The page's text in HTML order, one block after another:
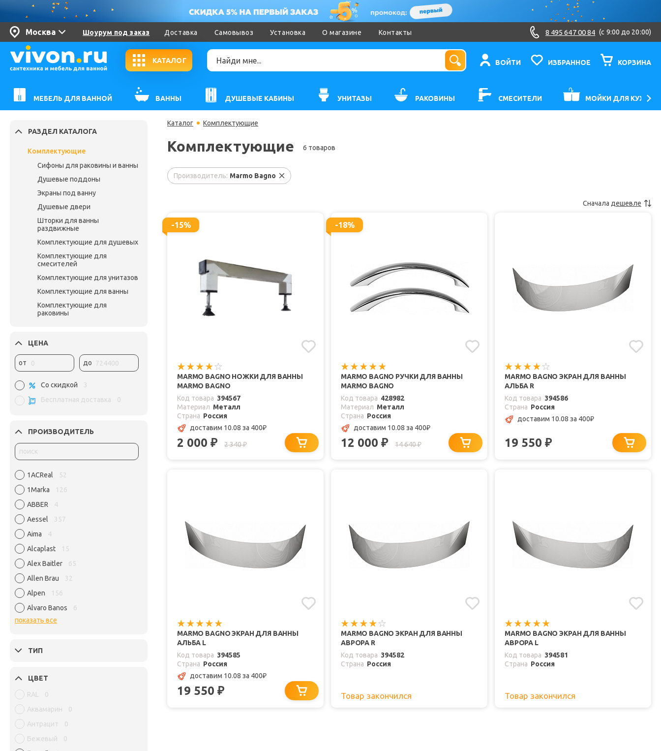
Москва Шоурум под заказ Доставка Самовывоз Установка О магазине Контакты 8 495 647 00 84 (c 9:00 до 20:00)
КАТАЛОГ ВОЙТИ ИЗБРАННОЕ КОРЗИНА
МЕБЕЛЬ ДЛЯ ВАННОЙ ВАННЫ ДУШЕВЫЕ КАБИНЫ УНИТАЗЫ РАКОВИНЫ СМЕСИТЕЛИ МОЙКИ ДЛЯ КУХНИ
РАЗДЕЛ КАТАЛОГА
Комплектующие
Сифоны для раковины и ванны
Душевые поддоны
Экраны под ванну
Душевые двери
Шторки для ванны
раздвижные
Комплектующие для душевых
Комплектующие для
смесителей
Комплектующие для унитазов
Комплектующие для ванны
Комплектующие для
раковины
ЦЕНА
от до
Со скидкой
3
Бесплатная доставка
0
ПРОИЗВОДИТЕЛЬ
1ACReal
52
1Marka
126
ABBER
4
Aessel
357
Aima
4
Alcaplast
15
Alex Baitler
65
Allen Brau
32
Alpen
156
Alvaro Banos
6
показать все
ТИП
ЦВЕТ
RAL
0
Аквамарин
0
Антрацит
0
Бежевый
0
Каталог Комплектующие
Комплектующие 6 товаров
Производитель: Marmo Bagno
Сначала дешевле
-15%
MARMO BAGNO НОЖКИ ДЛЯ ВАННЫ
MARMO BAGNO
Код товара 394567
Материал Металл
Страна Россия
доставим 10.08 за 400₽
2 000 ₽ 2 340₽
-18%
MARMO BAGNO РУЧКИ ДЛЯ ВАННЫ
MARMO BAGNO
Код товара 428982
Материал Металл
Страна Россия
доставим 10.08 за 400₽
12 000 ₽ 14 640₽
MARMO BAGNO ЭКРАН ДЛЯ ВАННЫ
АЛЬБА R
Код товара 394586
Страна Россия
доставим 10.08 за 400₽
19 550 ₽
MARMO BAGNO ЭКРАН ДЛЯ ВАННЫ
АЛЬБА L
Код товара 394585
Страна Россия
доставим 10.08 за 400₽
19 550 ₽
MARMO BAGNO ЭКРАН ДЛЯ ВАННЫ
АВРОРА R
Код товара 394582
Страна Россия
Товар закончился
MARMO BAGNO ЭКРАН ДЛЯ ВАННЫ
АВРОРА L
Код товара 394581
Страна Россия
Товар закончился